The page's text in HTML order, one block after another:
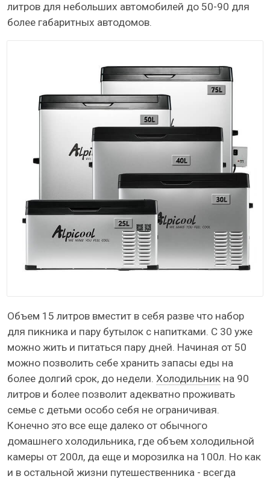
литров для небольших автомобилей до 50-90 для
более габаритных автодомов.
Объем 15 литров вместит в себя разве что набор
для пикника и пару бутылок с напитками. С 30 уже
можно жить и питаться пару дней. Начиная от 50
можно позволить себе хранить запасы еды на
более долгий срок, до недели. Холодильник на 90
литров и более позволит адекватно проживать
семье с детьми особо себя не ограничивая.
Конечно это все еще далеко от обычного
домашнего холодильника, где объем холодильной
камеры от 200л, да еще и морозилка на 100л. Но как
и в остальной жизни путешественника - всегда